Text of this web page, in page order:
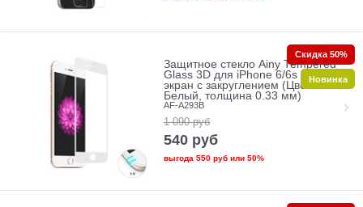
Защитное стекло Ainy Tempered
Glass 3D для iPhone 6/6s на весь
экран с закруглением (Цвет:
Белый, толщина 0.33 мм)
AF-A293B
1 090 руб
540 руб
выгода 550 рубили 50%
Скидка 50%
Новинка